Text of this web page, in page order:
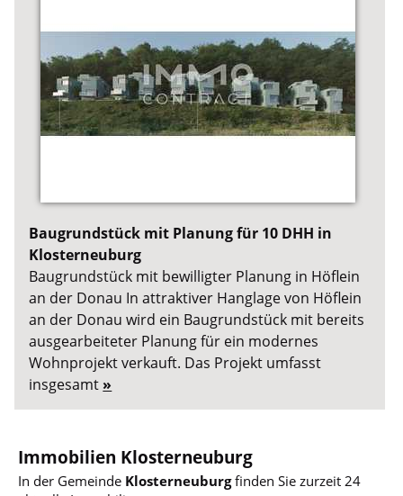
Baugrundstück mit Planung für 10 DHH in
Klosterneuburg
Baugrundstück mit bewilligter Planung in Höflein
an der Donau In attraktiver Hanglage von Höflein
an der Donau wird ein Baugrundstück mit bereits
ausgearbeiteter Planung für ein modernes
Wohnprojekt verkauft. Das Projekt umfasst
insgesamt »
Immobilien Klosterneuburg
In der Gemeinde Klosterneuburgfinden Sie zurzeit 24